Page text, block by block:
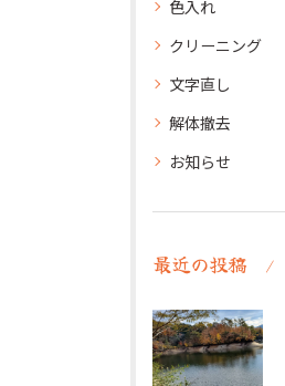
色入れ
クリーニング
文字直し
解体撤去
お知らせ
最近の投稿